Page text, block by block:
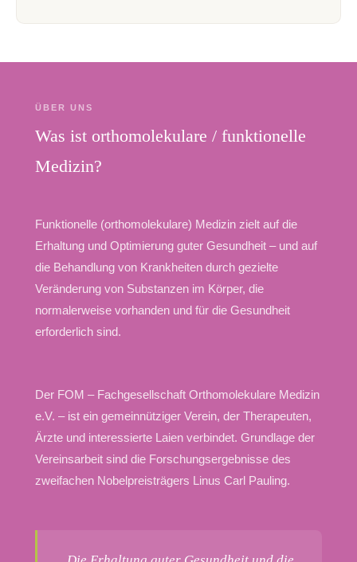
ÜBER UNS
Was ist orthomolekulare / funktionelle
Medizin?
Funktionelle (orthomolekulare) Medizin zielt auf die
Erhaltung und Optimierung guter Gesundheit – und auf
die Behandlung von Krankheiten durch gezielte
Veränderung von Substanzen im Körper, die
normalerweise vorhanden und für die Gesundheit
erforderlich sind.
Der FOM – Fachgesellschaft Orthomolekulare Medizin
e.V. – ist ein gemeinnütziger Verein, der Therapeuten,
Ärzte und interessierte Laien verbindet. Grundlage der
Vereinsarbeit sind die Forschungsergebnisse des
zweifachen Nobelpreisträgers Linus Carl Pauling.